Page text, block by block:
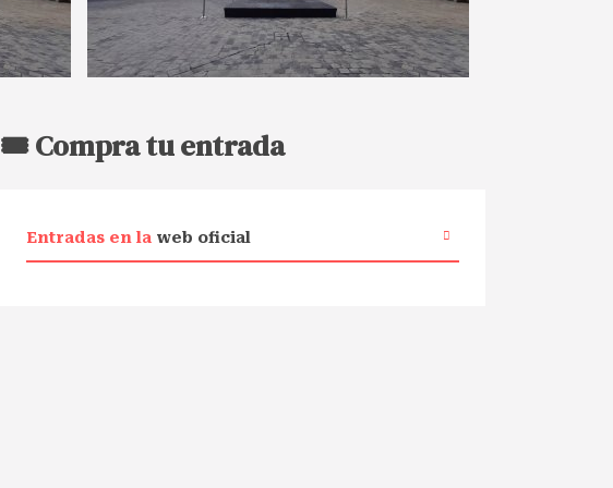
🎟️ Compra tu entrada
Entradas en la web oficial